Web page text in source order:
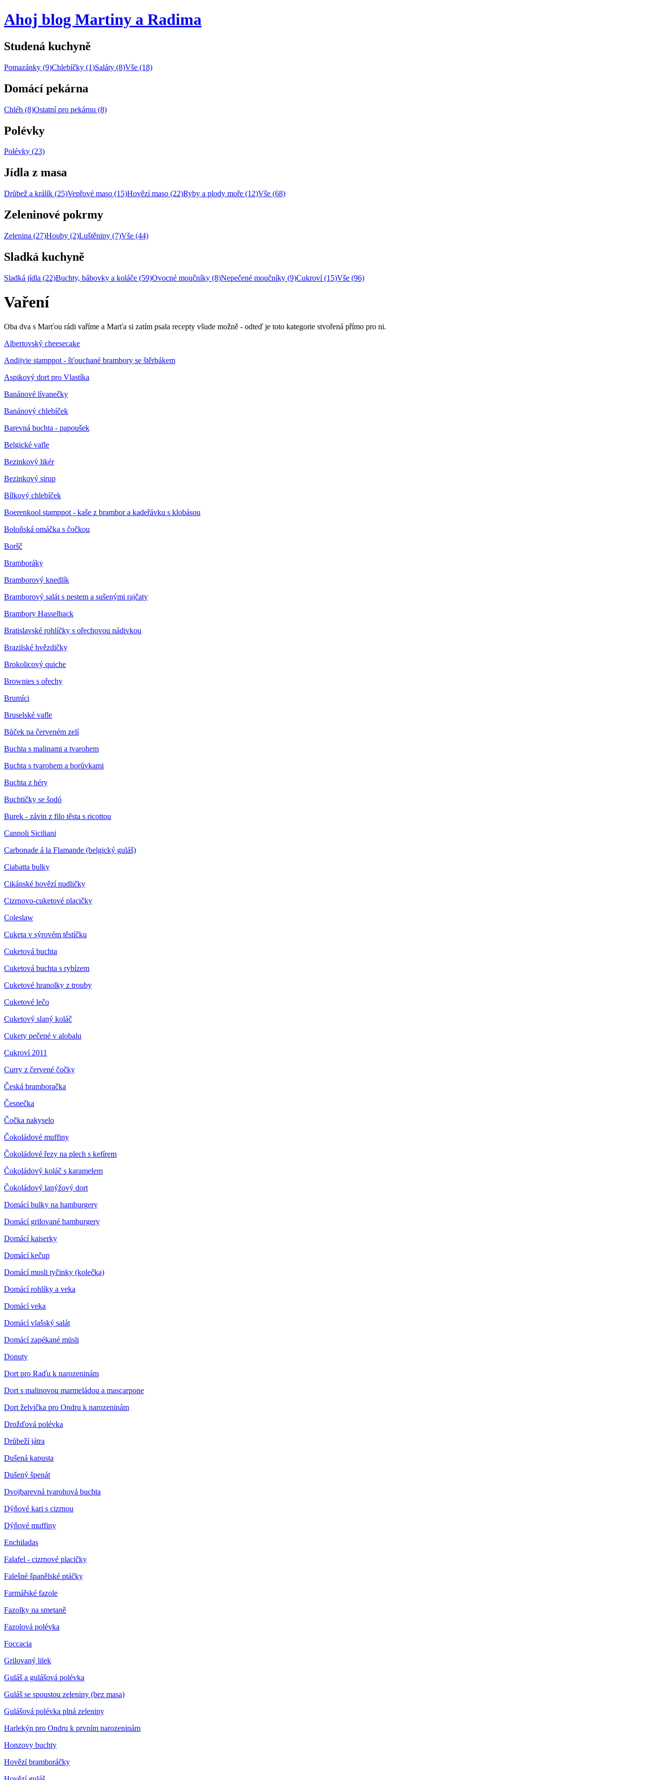
Ahoj blog Martiny a Radima
Studená kuchyně
Pomazánky (9)Chlebíčky (1)Saláty (8)Vše (18)
Domácí pekárna
Chléb (8)Ostatní pro pekárnu (8)
Polévky
Polévky (23)
Jídla z masa
Drůbež a králík (25)Vepřové maso (15)Hovězí maso (22)Ryby a plody moře (12)Vše (68)
Zeleninové pokrmy
Zelenina (27)Houby (2)Luštěniny (7)Vše (44)
Sladká kuchyně
Sladká jídla (22)Buchty, bábovky a koláče (59)Ovocné moučníky (8)Nepečené moučníky (9)Cukroví (15)Vše (96)
Vaření
Oba dva s Marťou rádi vaříme a Marťa si zatím psala recepty všude možně - odteď je toto kategorie stvořená přímo pro ni.
Albertovský cheesecake
Andijvie stamppot - šťouchané brambory se štěrbákem
Aspikový dort pro Vlastíka
Banánové lívanečky
Banánový chlebíček
Barevná buchta - papoušek
Belgické vafle
Bezinkový likér
Bezinkový sirup
Bílkový chlebíček
Boerenkool stamppot - kaše z brambor a kadeřávku s klobásou
Boloňská omáčka s čočkou
Boršč
Bramboráky
Bramborový knedlík
Bramborový salát s pestem a sušenými rajčaty
Brambory Hasselback
Bratislavské rohlíčky s ořechovou nádivkou
Brazilské hvězdičky
Brokolicový quiche
Brownies s ořechy
Brumíci
Bruselské vafle
Bůček na červeném zelí
Buchta s malinami a tvarohem
Buchta s tvarohem a borůvkami
Buchta z héry
Buchtičky se šodó
Burek - závin z filo těsta s ricottou
Cannoli Siciliani
Carbonade á la Flamande (belgický guláš)
Ciabatta bulky
Cikánské hovězí nudličky
Cizrnovo-cuketové placičky
Coleslaw
Cuketa v sýrovém těstíčku
Cuketová buchta
Cuketová buchta s rybízem
Cuketové hranolky z trouby
Cuketové lečo
Cuketový slaný koláč
Cukety pečené v alobalu
Cukroví 2011
Curry z červené čočky
Česká bramboračka
Česnečka
Čočka nakyselo
Čokoládové muffiny
Čokoládové řezy na plech s kefírem
Čokoládový koláč s karamelem
Čokoládový lanýžový dort
Domácí bulky na hamburgery
Domácí grilované hamburgery
Domácí kaiserky
Domácí kečup
Domácí musli tyčinky (kolečka)
Domácí rohlíky a veka
Domácí veka
Domácí vlašský salát
Domácí zapékané müsli
Donuty
Dort pro Raďu k narozeninám
Dort s malinovou marmeládou a mascarpone
Dort želvička pro Ondru k narozeninám
Drožďová polévka
Drůbeží játra
Dušená kapusta
Dušený špenát
Dvojbarevná tvarohová buchta
Dýňové kari s cizrnou
Dýňové muffiny
Enchiladas
Falafel - cizrnové placičky
Falešné španělské ptáčky
Farmářské fazole
Fazolky na smetaně
Fazolová polévka
Foccacia
Grilovaný lilek
Guláš a gulášová polévka
Guláš se spoustou zeleniny (bez masa)
Gulášová polévka plná zeleniny
Harlekýn pro Ondru k prvním narozeninám
Honzovy buchty
Hovězí bramboráčky